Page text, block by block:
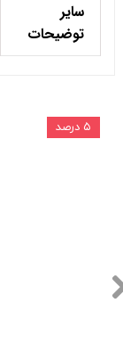
سایر
توضیحات
۵ درصد